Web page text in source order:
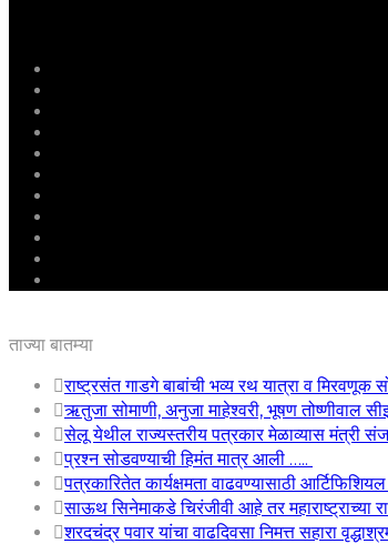
ताज्या बातम्या
राष्ट्रसंत गाडगे बाबांची भव्य रथ यात्रा व
ऋतुजा सोमाणी, अनुजा माहेश्वरी, भूषण तोष्णीवाल
सेलू येथील राज्यस्तरीय पत्रकार मेळाव्यास मंत्री
प्रश्न सोडवण्याची हिमंत मात्र आली …..
पत्रकारितेत कार्यक्षमता वाढवण्यासाठी
साऊथ सिनेमाकडे चिरंजीवी आहे तर महाराष्ट्राच्या
शरदचंद्र पवार यांचा वाढदिवसा निमत्त सहारा